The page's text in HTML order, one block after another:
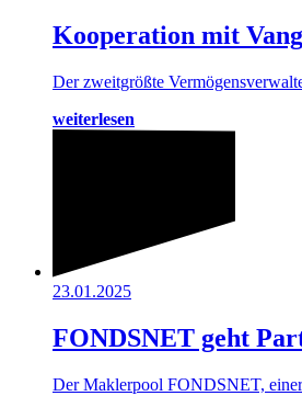
Kooperation mit
Der zweitgrößte
weiterlesen
23.01.2025
FONDSNET geht
Der Maklerpool FONDSNET,